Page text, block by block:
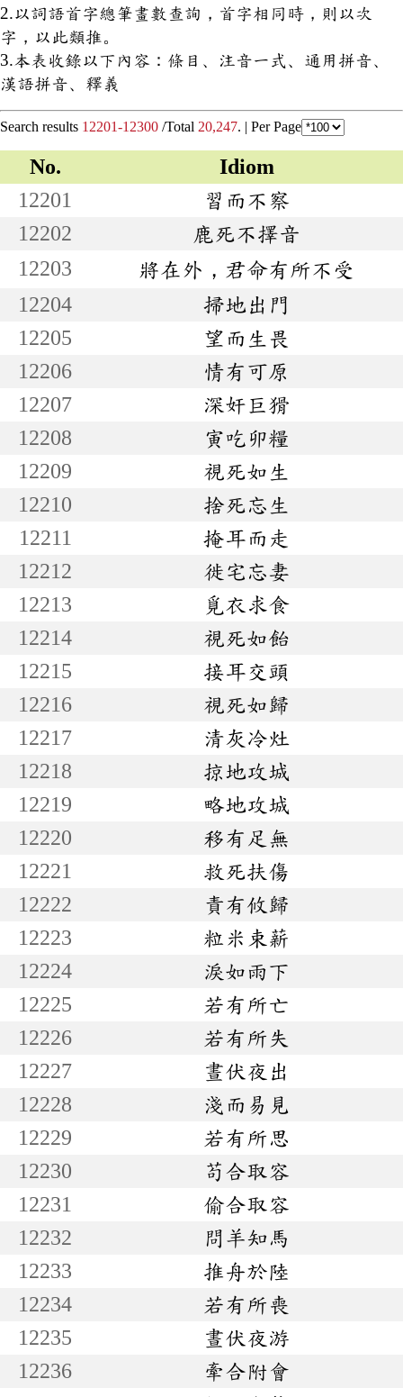
2.以詞語首字總筆畫數查詢，首字相同時，則以次
字，以此類推。
3.本表收錄以下內容：條目、注音一式、通用拼音、
漢語拼音、釋義
Search results 12201-12300 /Total 20,247. | Per Page
No.
Idiom
12201
習而不察
12202
鹿死不擇音
12203
將在外，君命有所不受
12204
掃地出門
12205
望而生畏
12206
情有可原
12207
深奸巨猾
12208
寅吃卯糧
12209
視死如生
12210
捨死忘生
12211
掩耳而走
12212
徙宅忘妻
12213
覓衣求食
12214
視死如飴
12215
接耳交頭
12216
視死如歸
12217
清灰冷灶
12218
掠地攻城
12219
略地攻城
12220
移有足無
12221
救死扶傷
12222
責有攸歸
12223
粒米束薪
12224
淚如雨下
12225
若有所亡
12226
若有所失
12227
晝伏夜出
12228
淺而易見
12229
若有所思
12230
苟合取容
12231
偷合取容
12232
問羊知馬
12233
推舟於陸
12234
若有所喪
12235
晝伏夜游
12236
牽合附會